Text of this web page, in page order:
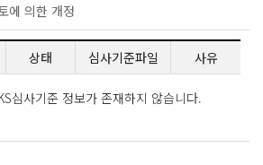
에 의한 개정
상태 심사기준파일 사유
심사기준 정보가 존재하지 않습니다.